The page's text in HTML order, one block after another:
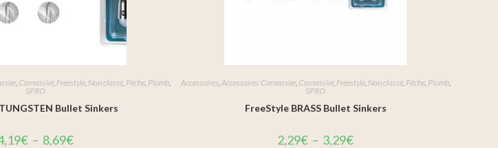
, Carnassier, Freestyle, Non classé, Pêche, Plomb,
SPRO
Bullet Sinkers
€ – 8,69€
Accessoires,Accessoires Carnassier, Carnassier, Freestyle, Non classé, Pêche, Plomb,
SPRO
FreeStyle BRASS Bullet Sinkers
2,29€ – 3,29€